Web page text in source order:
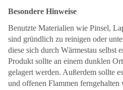
Besondere Hinweise
Benutzte Materialien wie Pinsel,
sind gründlich zu reinigen oder
diese sich durch Wärmestau selbst
Produkt sollte an einem dunklen
gelagert werden. Außerdem sollte
und offenen Flammen ferngehalten